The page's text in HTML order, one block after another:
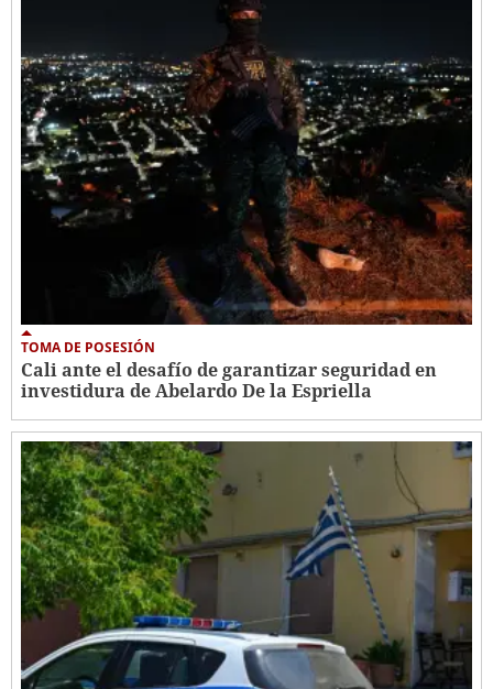
TOMA DE POSESIÓN
Cali ante el desafío de garantizar seguridad en
investidura de Abelardo De la Espriella